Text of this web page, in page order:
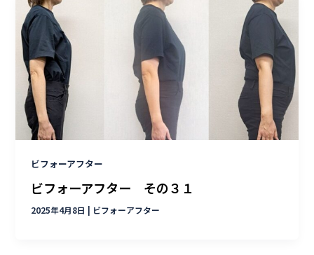
ビフォーアフター
ビフォーアフター その３１
2025年4月8日 | ビフォーアフター